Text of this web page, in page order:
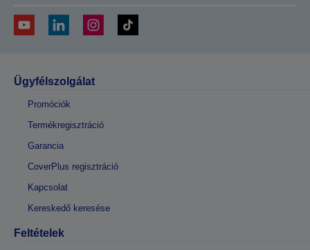
Ügyfélszolgálat
Promóciók
Termékregisztráció
Garancia
CoverPlus regisztráció
Kapcsolat
Kereskedő keresése
Feltételek